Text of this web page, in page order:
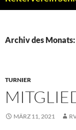
Archiv des
TURNIER
MÄRZ 11, 2021